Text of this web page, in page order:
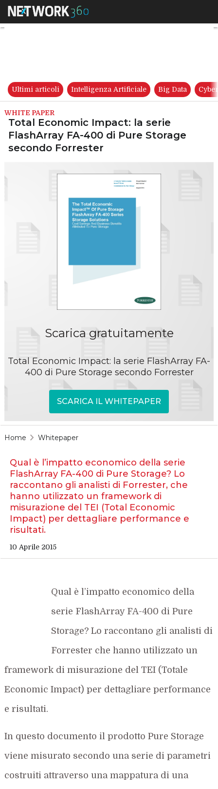
Total Economic Impact: la
Ultimi articoli Intelligenza Artificiale Big Data
WHITE PAPER
Total Economic Impact: la serie
FlashArray FA-400 di Pure Storage
secondo Forrester
Scarica gratuitamente
Total Economic Impact: la serie FlashArray FA-
400 di Pure Storage secondo Forrester
SCARICA IL WHITEPAPER
Home Whitepaper
Qual è l’impatto economico della serie
FlashArray FA-400 di Pure Storage? Lo
raccontano gli analisti di Forrester, che
hanno utilizzato un framework di
misurazione del TEI (Total Economic
Impact) per dettagliare performance e
risultati.
10 Aprile 2015
Qual è l’impatto economico della
serie FlashArray FA-400 di Pure
Storage? Lo raccontano gli analisti di
Forrester che hanno utilizzato un
framework di misurazione del TEI (Totale
Economic Impact) per dettagliare performance
e risultati.
In questo documento il prodotto Pure Storage
viene misurato secondo una serie di parametri
costruiti attraverso una mappatura di una